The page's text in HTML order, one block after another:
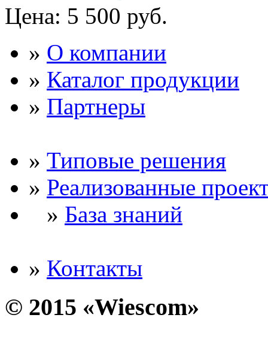
Цена: 5 500 руб.
» О компании
» Каталог продукции
» Партнеры
» Типовые решения
» Реализованные
» База знаний
» Контакты
© 2015 «Wiescom»